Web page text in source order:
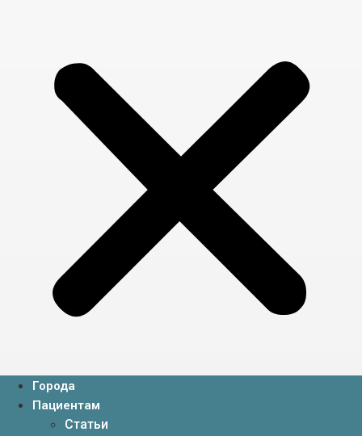
Города
Пациентам
Статьи